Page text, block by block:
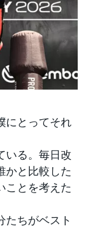
にとってそれ
いる。毎日改
かと比較した
ことを考えた
たちがベスト